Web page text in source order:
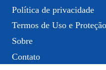
Política de privacidade
Termos de Uso e
Sobre
Contato